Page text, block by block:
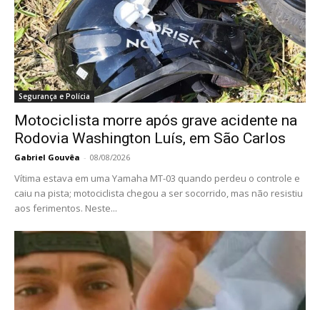
Segurança e Polícia
Motociclista morre após grave acidente na
Rodovia Washington Luís, em São Carlos
Gabriel Gouvêa - 08/08/2026
Vítima estava em uma Yamaha MT-03 quando perdeu o controle e
caiu na pista; motociclista chegou a ser socorrido, mas não resistiu
aos ferimentos. Neste...